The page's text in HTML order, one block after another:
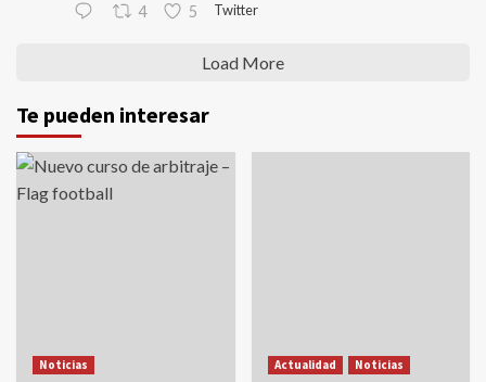
4 5 Twitter
Load More
Te pueden interesar
Noticias Actualidad Noticias